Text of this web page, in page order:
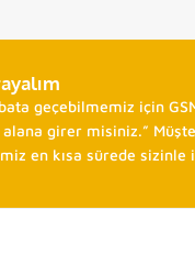
geçebilmemiz için
girer misiniz.”
en kısa sürede sizinle